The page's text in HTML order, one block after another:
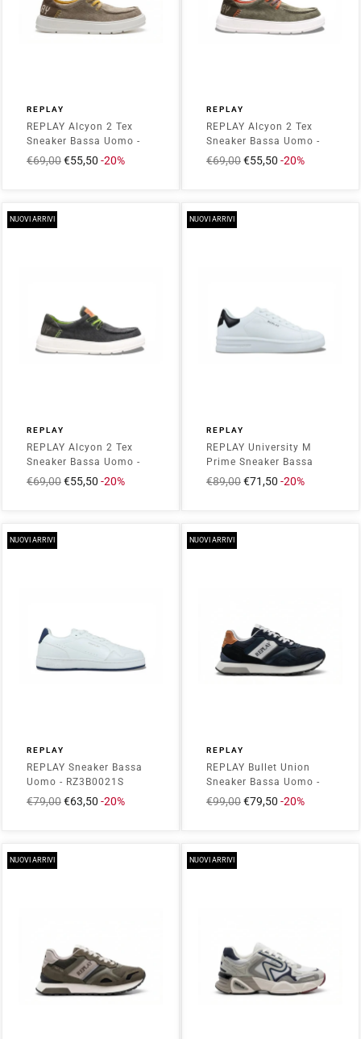
REPLAY
REPLAY Alcyon 2 Tex
Sneaker Bassa Uomo -
RZ8G0001T Beige
Prezzo
€69,00Prezzo
€55,50 -20%
REPLAY
REPLAY Alcyon 2 Tex
Sneaker Bassa Uomo -
RZ8G0001T Verde
Prezzo
€69,00Prezzo
€55,50 -20%
NUOVI ARRIVI
REPLAY
REPLAY Alcyon 2 Tex
Sneaker Bassa Uomo -
RZ8G0001T Blu
Prezzo
€69,00Prezzo
€55,50 -20%
NUOVI ARRIVI
REPLAY
REPLAY University M
Prime Sneaker Bassa
Uomo - RZ4O0023S
Bianco
Prezzo
€89,00Prezzo
€71,50 -20%
NUOVI ARRIVI
REPLAY
REPLAY Sneaker Bassa
Uomo - RZ3B0021S
Bianco
Prezzo
€79,00Prezzo
€63,50 -20%
NUOVI ARRIVI
REPLAY
REPLAY Bullet Union
Sneaker Bassa Uomo -
RSG60004T Blu
Prezzo
€99,00Prezzo
€79,50 -20%
NUOVI ARRIVI NUOVI ARRIVI